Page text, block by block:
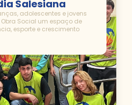
Salesiana
adolescentes e jovens
Social um espaço de
esporte e crescimento